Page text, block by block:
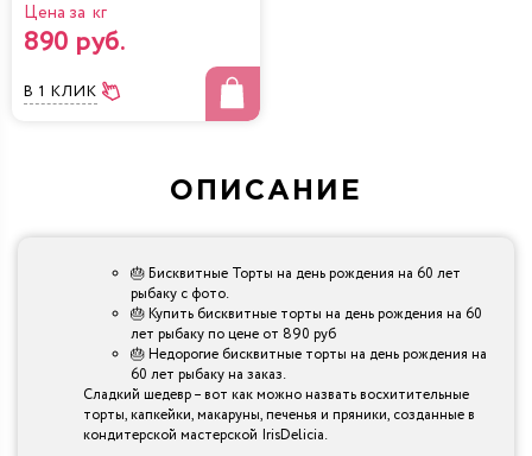
Цена за кг
890 руб.
В 1 КЛИК
ОПИСАНИЕ
🎂 Бисквитные Торты на день рождения на 60 лет
рыбаку с фото.
🎂 Купить бисквитные торты на день рождения на 60
лет рыбаку по цене от 890 руб
🎂 Недорогие бисквитные торты на день рождения на
60 лет рыбаку на заказ.
Сладкий шедевр – вот как можно назвать восхитительные
торты, капкейки, макаруны, печенья и пряники, созданные в
кондитерской мастерской IrisDelicia.